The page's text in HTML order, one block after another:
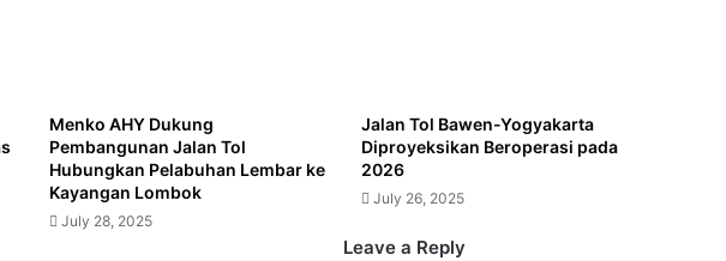
Menko AHY Dukung
Pembangunan Jalan Tol
Hubungkan Pelabuhan Lembar ke
Kayangan Lombok
July 28, 2025
Jalan Tol Bawen-Yogyakarta
Diproyeksikan Beroperasi pada
2026
July 26, 2025
Leave a Reply